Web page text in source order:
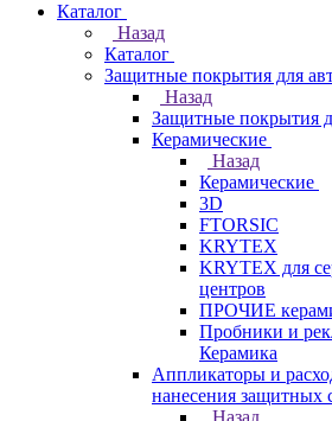
Каталог
Назад
Каталог
Защитные покрытия для
Назад
Защитные покрытия
Керамические
Назад
Керамические
3D
FTORSIC
KRYTEX
KRYTEX для
центров
ПРОЧИЕ
Пробники и
Керамика
Аппликаторы и
нанесения защитных
Назад